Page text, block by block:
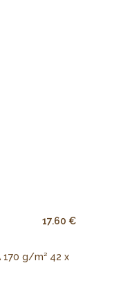
17.60 €